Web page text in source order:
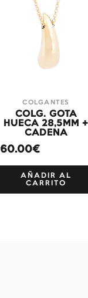
COLGANTES
COLG. GOTA
HUECA 28,5MM +
CADENA
60.00€
AÑADIR AL
CARRITO